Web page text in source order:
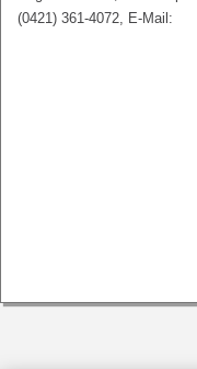
(0421) 361-4072, E-Mail: